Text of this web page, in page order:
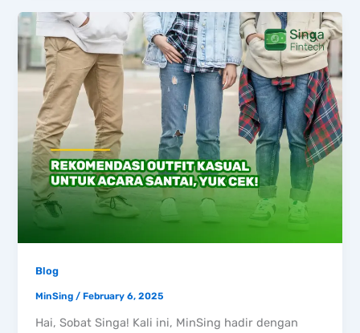
Blog
MinSing /February 6, 2025
Hai, Sobat Singa! Kali ini, MinSing hadir dengan